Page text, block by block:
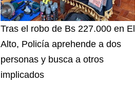
Tras el robo de Bs 227.000 en El
Alto, Policía aprehende a dos
personas y busca a otros
implicados